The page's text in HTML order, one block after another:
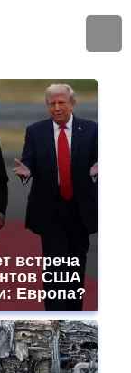
встреча
США
Европа?